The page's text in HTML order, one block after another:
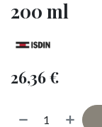
200 ml
26,36€